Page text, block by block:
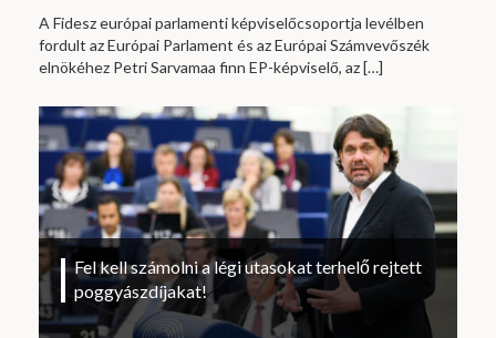
A Fidesz európai parlamenti képviselőcsoportja levélben
fordult az Európai Parlament és az Európai Számvevőszék
elnökéhez Petri Sarvamaa finn EP-képviselő, az[…]
Fel kell számolni a légi utasokat terhelő rejtett
poggyászdíjakat!